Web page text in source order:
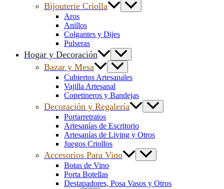
Bijouterie Criolla
Aros
Anillos
Colgantes y Dijes
Pulseras
Hogar y Decoración
Bazar y Mesa
Cubiertos Artesanales
Vajilla Artesanal
Copetineros y Bandejas
Decoración y Regalería
Portarretratos
Artesanías de Escritorio
Artesanías de Living y Otros
Juegos Criollos
Accesorios Para Vino
Botas de Vino
Porta Botellas
Destapadores, Posa Vasos y Otros